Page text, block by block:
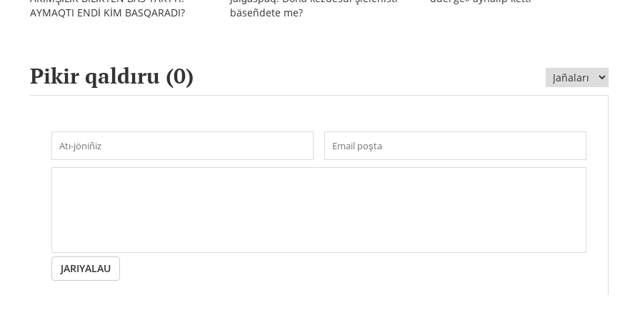
AYMAQTI ENDİ KİM BASQARADI?
bäseñdete me?
Pikir qaldıru (0)
JARIYALAU